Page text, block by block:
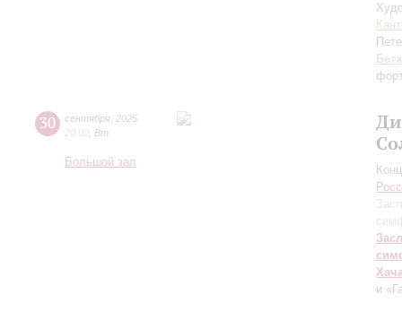
30 сентября 2025
20:00 Вт
Большой зал
и